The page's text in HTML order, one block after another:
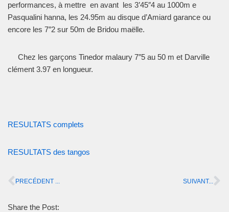
performances, à mettre en avant les 3’45″4 au 1000m e
Pasqualini hanna, les 24.95m au disque d’Amiard garance ou
encore les 7″2 sur 50m de Bridou maëlle.
Chez les garçons Tinedor malaury 7″5 au 50 m et Darville
clément 3.97 en longueur.
RESULTATS complets
RESULTATS des tangos
PRECÉDENT ... SUIVANT...
Share the Post: